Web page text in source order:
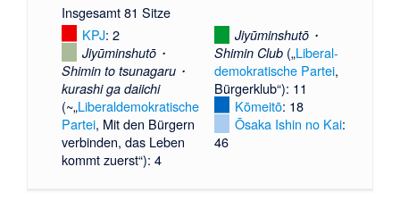
Insgesamt 81 Sitze
KPJ: 2
Jiyūminshutō・
Shimin to tsunagaru・
kurashi ga daiichi
(~„Liberal­demokratische
Partei, Mit den Bürgern
verbinden, das Leben
kommt zuerst“): 4
Jiyūminshutō・
Shimin Club(„Liberal­
demokratische Partei,
Bürgerklub“): 11
Kōmeitō: 18
Ōsaka Ishin no Kai:
46